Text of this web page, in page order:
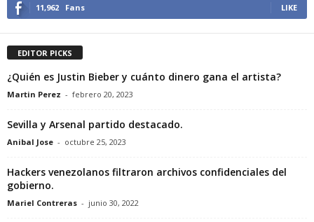
11,962 Fans LIKE
EDITOR PICKS
¿Quién es Justin Bieber y cuánto dinero gana el artista?
Martin Perez - febrero 20, 2023
Sevilla y Arsenal partido destacado.
Anibal Jose - octubre 25, 2023
Hackers venezolanos filtraron archivos confidenciales del
gobierno.
Mariel Contreras - junio 30, 2022